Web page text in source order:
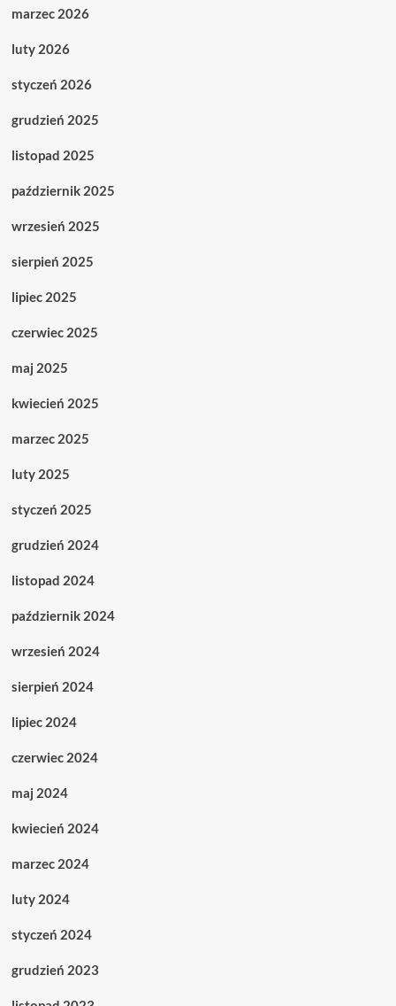
marzec 2026
luty 2026
styczeń 2026
grudzień 2025
listopad 2025
październik 2025
wrzesień 2025
sierpień 2025
lipiec 2025
czerwiec 2025
maj 2025
kwiecień 2025
marzec 2025
luty 2025
styczeń 2025
grudzień 2024
listopad 2024
październik 2024
wrzesień 2024
sierpień 2024
lipiec 2024
czerwiec 2024
maj 2024
kwiecień 2024
marzec 2024
luty 2024
styczeń 2024
grudzień 2023